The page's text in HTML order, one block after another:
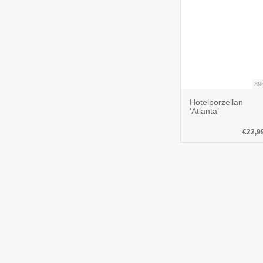
Hotelporzellan
‘Atlanta’